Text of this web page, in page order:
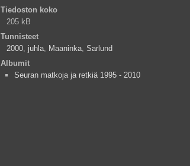
Tiedoston koko
205 kB
Tunnisteet
2000, juhla, Maaninka, Sarlund
Albumit
Seuran matkoja ja retkiä 1995 - 2010